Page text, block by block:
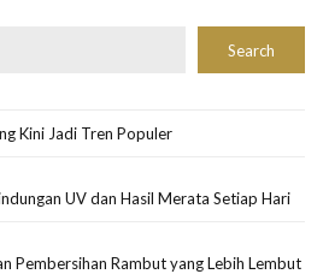
Search
Kini Jadi Tren Populer
UV dan Hasil Merata Setiap Hari
Pembersihan Rambut yang Lebih Lembut